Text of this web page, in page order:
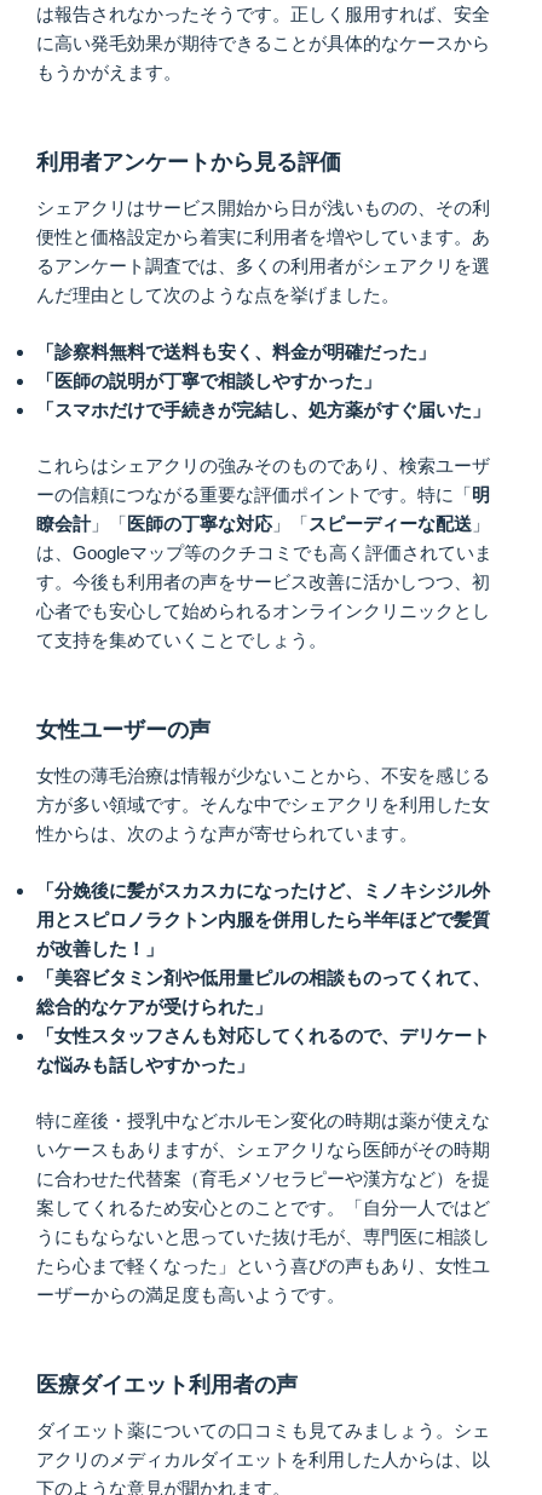
は報告されなかったそうです。正しく服用すれば、安全
に高い発毛効果が期待できることが具体的なケースから
もうかがえます。
利用者アンケートから見る評価
シェアクリはサービス開始から日が浅いものの、その利
便性と価格設定から着実に利用者を増やしています。あ
るアンケート調査では、多くの利用者がシェアクリを選
んだ理由として次のような点を挙げました。
「診察料無料で送料も安く、料金が明確だった」
「医師の説明が丁寧で相談しやすかった」
「スマホだけで手続きが完結し、処方薬がすぐ届いた」
これらはシェアクリの強みそのものであり、検索ユーザ
ーの信頼につながる重要な評価ポイントです。特に「明
瞭会計」「医師の丁寧な対応 」「スピーディーな配送 」
は、Googleマップ等のクチコミでも高く評価されていま
す。今後も利用者の声をサービス改善に活かしつつ、初
心者でも安心して始められるオンラインクリニックとし
て支持を集めていくことでしょう。
女性ユーザーの声
女性の薄毛治療は情報が少ないことから、不安を感じる
方が多い領域です。そんな中でシェアクリを利用した女
性からは、次のような声が寄せられています。
「分娩後に髪がスカスカになったけど、ミノキシジル外
用とスピロノラクトン内服を併用したら半年ほどで髪質
が改善した！」
「美容ビタミン剤や低用量ピルの相談ものってくれて、
総合的なケアが受けられた」
「女性スタッフさんも対応してくれるので、デリケート
な悩みも話しやすかった」
特に産後・授乳中などホルモン変化の時期は薬が使えな
いケースもありますが、シェアクリなら医師がその時期
に合わせた代替案（育毛メソセラピーや漢方など）を提
案してくれるため安心とのことです。「自分一人ではど
うにもならないと思っていた抜け毛が、専門医に相談し
たら心まで軽くなった」という喜びの声もあり、女性ユ
ーザーからの満足度も高いようです。
医療ダイエット利用者の声
ダイエット薬についての口コミも見てみましょう。シェ
アクリのメディカルダイエットを利用した人からは、以
下のような意見が聞かれます。